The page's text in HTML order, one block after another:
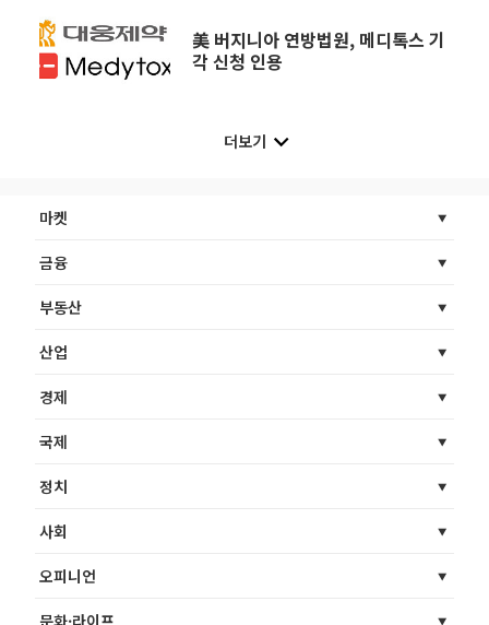
美 버지니아 연방법원, 메디톡스 기
각 신청 인용
더보기
마켓
금융
부동산
산업
경제
국제
정치
사회
오피니언
문화·라이프